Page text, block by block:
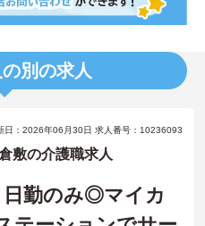
別の求人
日：2026年06月30日 求人番号：10236093
敷の介護職求人
日勤のみ◎マイカ